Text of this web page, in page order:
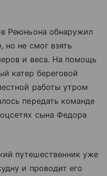
Реюньона обнаружил
но не смог взять
и веса. На помощь
катер береговой
работы утром
передать команде
сына Федора
путешественник уже
и проводит его